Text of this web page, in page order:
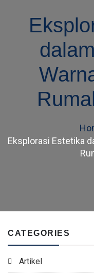
Eksplorasi Estetika
CATEGORIES
Artikel